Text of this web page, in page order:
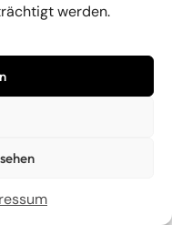
werden.